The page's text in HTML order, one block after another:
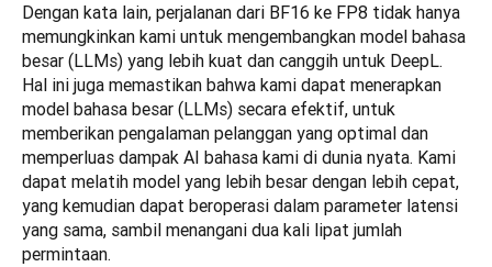
Dengan kata lain, perjalanan dari BF16 ke FP8 tidak hanya
memungkinkan kami untuk mengembangkan model bahasa
besar (LLMs) yang lebih kuat dan canggih untuk DeepL.
Hal ini juga memastikan bahwa kami dapat menerapkan
model bahasa besar (LLMs) secara efektif, untuk
memberikan pengalaman pelanggan yang optimal dan
memperluas dampak AI bahasa kami di dunia nyata. Kami
dapat melatih model yang lebih besar dengan lebih cepat,
yang kemudian dapat beroperasi dalam parameter latensi
yang sama, sambil menangani dua kali lipat jumlah
permintaan.